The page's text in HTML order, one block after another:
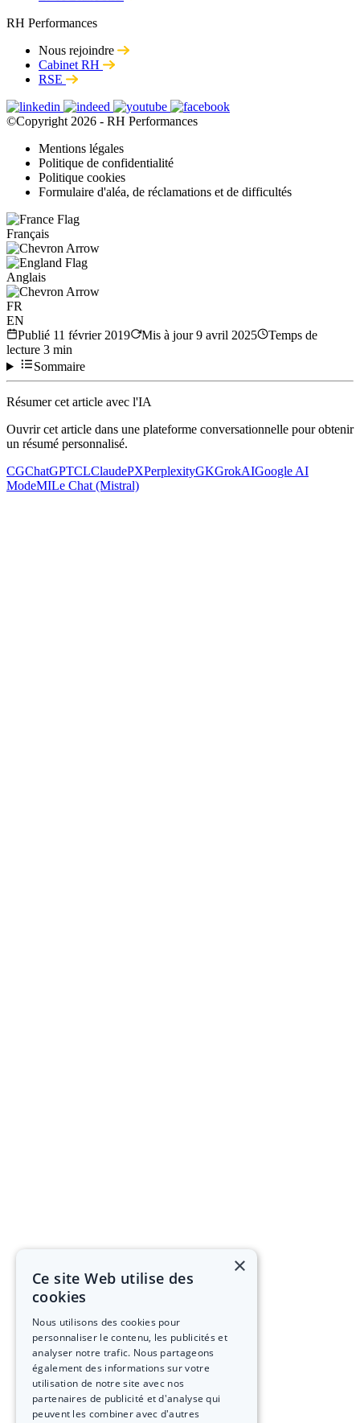
RH Performances
Nous rejoindre
Cabinet RH
RSE
©Copyright 2026 - RH Performances
Mentions légales
Politique de confidentialité
Politique cookies
Formulaire d'aléa, de réclamations et de difficultés
Français
Anglais
FR
EN
Publié 11 février 2019 Mis à jour 9 avril 2025
Temps de
lecture 3 min
Sommaire
Résumer cet article avec l'IA
Ouvrir cet article dans une plateforme conversationnelle pour obtenir
un résumé personnalisé.
CGChatGPTCLClaudePXPerplexityGKGrokAIGoogle AI
ModeMILe Chat (Mistral)
×
Ce site Web utilise des
cookies
Nous utilisons des cookies pour
personnaliser le contenu, les publicités et
analyser notre trafic. Nous partageons
également des informations sur votre
utilisation de notre site avec nos
partenaires de publicité et d'analyse qui
peuvent les combiner avec d'autres